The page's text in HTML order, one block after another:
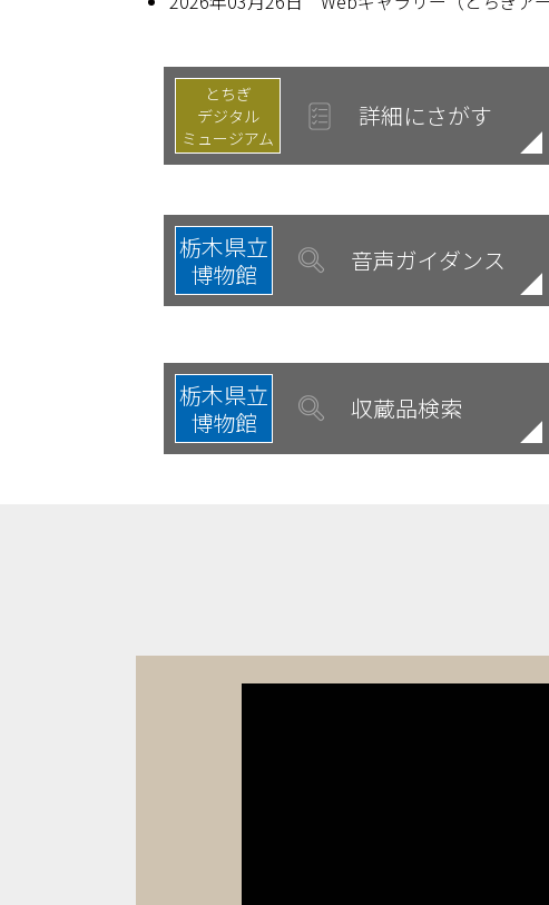
とちぎ
デジタル
ミュージアム
詳細にさがす
栃木県立
博物館
音声ガイダンス
栃木県立
博物館
収蔵品検索